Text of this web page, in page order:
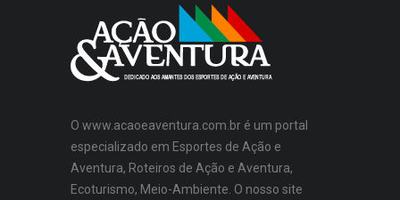
O www.acaoeaventura.com.br é um portal
especializado em Esportes de Ação e
Aventura, Roteiros de Ação e Aventura,
Ecoturismo, Meio-Ambiente. O nosso site